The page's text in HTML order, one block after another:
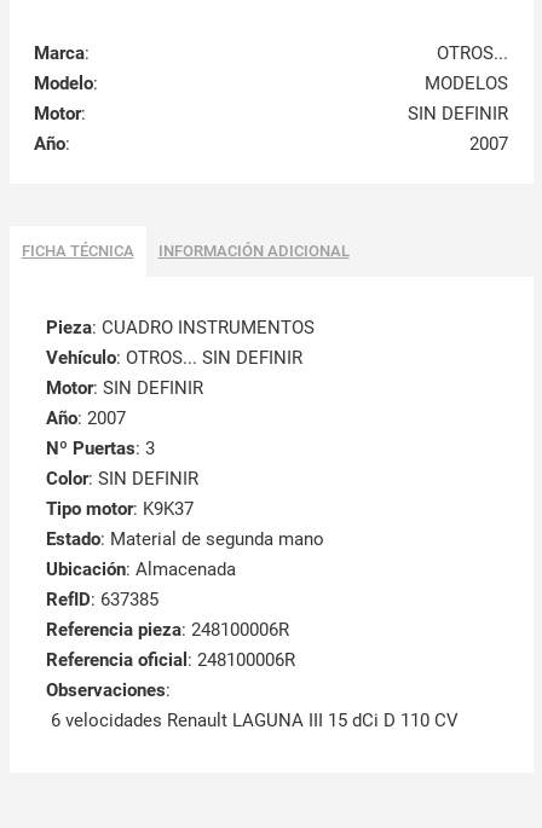
Marca:
OTROS...
Modelo:
MODELOS
Motor:
SIN DEFINIR
Año: 2007
FICHA TÉCNICA INFORMACIÓN ADICIONAL
Pieza: CUADRO INSTRUMENTOS
Vehículo: OTROS... SIN DEFINIR
Motor: SIN DEFINIR
Año: 2007
Nº Puertas: 3
Color: SIN DEFINIR
Tipo motor: K9K37
Estado: Material de segunda mano
Ubicación: Almacenada
RefID: 637385
Referencia pieza: 248100006R
Referencia oficial : 248100006R
Observaciones:
6 velocidades Renault LAGUNA III 15 dCi D 110 CV